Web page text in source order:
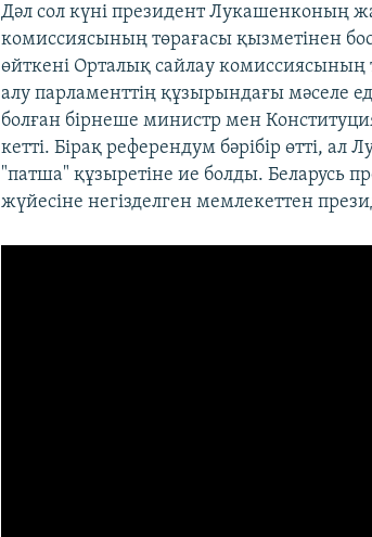
Дәл сол күні президент Лукашенконың
комиссиясының төрағасы қызметінен
өйткені Орталық сайлау
алу парламенттің құзырындағы мәселе
болған бірнеше министр мен
кетті. Бірақ референдум бәрібір өтті, ал
"патша" құзыретіне ие болды. Беларусь
жүйесіне негізделген мемлекеттен